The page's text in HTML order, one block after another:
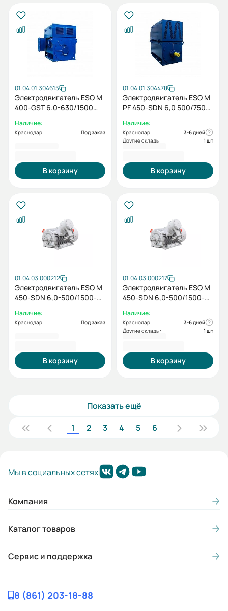
01.04.01.304615
Электродвигатель ESQ M
400-GST 6.0-630/1500
Наличие:
Краснодар: Под заказ
В корзину
01.04.01.304478
Электродвигатель ESQ M
PF 450-SDN 6,0 500/750
Наличие:
Краснодар:
3-6 дней
Другие склады:
1 шт
В корзину
01.04.03.000212
Электродвигатель ESQ M
450-SDN 6,0-500/1500-
IM1001
Наличие:
Краснодар: Под заказ
В корзину
01.04.03.000217
Электродвигатель ESQ M
450-SDN 6,0-500/1500-
IM1001
Наличие:
Краснодар:
3-6 дней
Другие склады:
1 шт
В корзину
Показать ещё
1
2 3 4 5 6
Мы в социальных сетях
Компания
Каталог товаров
Сервис и поддержка
8 (861) 203-18-88